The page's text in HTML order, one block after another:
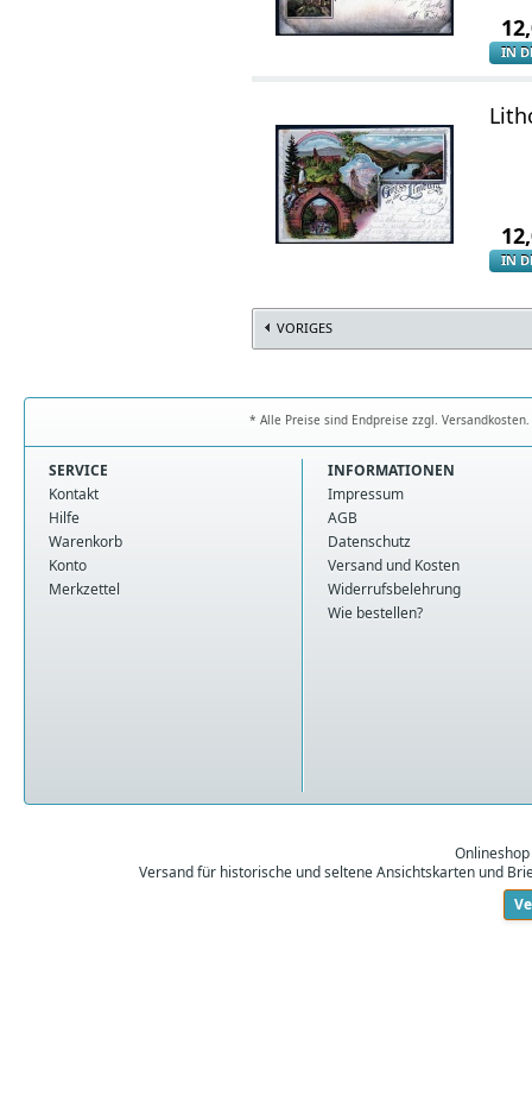
IN
IN
VORIGES
* Alle Preise sind Endpreise zzgl.
SERVICE
Kontakt
Hilfe
Warenkorb
Konto
Merkzettel
INFORMATIONEN
Impressum
AGB
Datenschutz
Versand und Kosten
Widerrufsbelehrung
Wie bestellen?
Versand für historische und seltene Ansichtskarten und